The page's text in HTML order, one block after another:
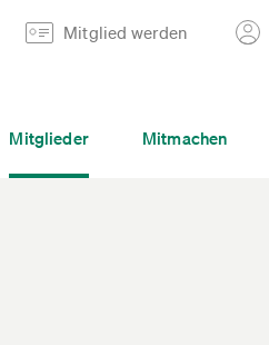
Mitglied werden
Mitglieder Mitmachen